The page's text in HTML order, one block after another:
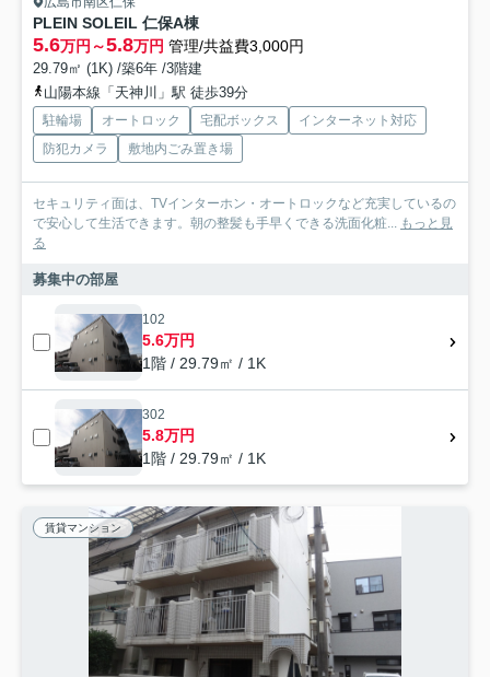
PLEIN SOLEIL 仁保A棟
5.6万円～5.8万円 管理/共益費3,000円
29.79㎡ (1K) /築6年 /3階建
山陽本線「天神川」駅 徒歩39分
駐輪場 オートロック 宅配ボックス
インターネット対応
防犯カメラ
敷地内ごみ置き場
セキュリティ面は、TVインターホン・オートロックなど充実しているの
で安心して生活できます。朝の整髪も手早くできる洗面化粧... もっと見
る
募集中の部屋
102
5.6万円
1階 / 29.79㎡ / 1K
302
5.8万円
1階 / 29.79㎡ / 1K
賃貸マンション